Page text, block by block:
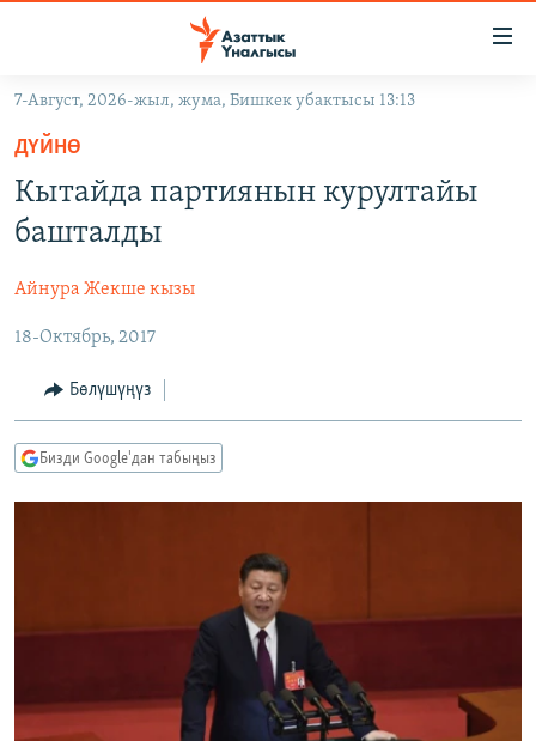
Навигацияга
өтүңүз
Издөөгө
салыңыз
ЖАҢЫЛЫКТАР
ЭКОНОМИКА
МАДАНИЯТ
ДҮЙНӨ
БОРБОР АЗИЯ
АТАЙЫН ИЛИКТӨӨ
ТВ ПРОГРАММАЛАР
БҮГҮН АЗАТТЫКТА
БИЗ ЖАНА ДҮЙНӨ
ЫҢГАЙСЫЗ СУРООЛОР
ПОДКАСТ
ӨЗГӨЧӨ ПИКИР
ЭЕ/АРнун бардык сайттары
7-Август, 2026-жыл, жума, Бишкек убактысы 13:13
ДҮЙНӨ
Кытайда партиянын курултайы
башталды
Айнура Жекше кызы
18-Октябрь, 2017
Бөлүшүңүз
Бизди Google'дан табыңыз